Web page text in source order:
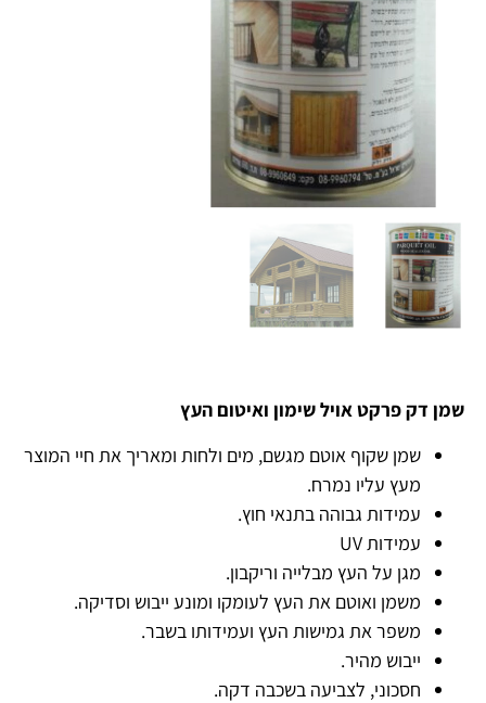
שמן דק פרקט אויל שימון ואיטום העץ
שמן שקוף אוטם מגשם, מים ולחות ומאריך את חיי המוצר
מעץ עליו נמרח.
עמידות גבוהה בתנאי חוץ.
עמידות UV
מגן על העץ מבלייה וריקבון.
משמן ואוטם את העץ לעומקו ומונע ייבוש וסדיקה.
משפר את גמישות העץ ועמידותו בשבר.
ייבוש מהיר.
חסכוני, לצביעה בשכבה דקה.